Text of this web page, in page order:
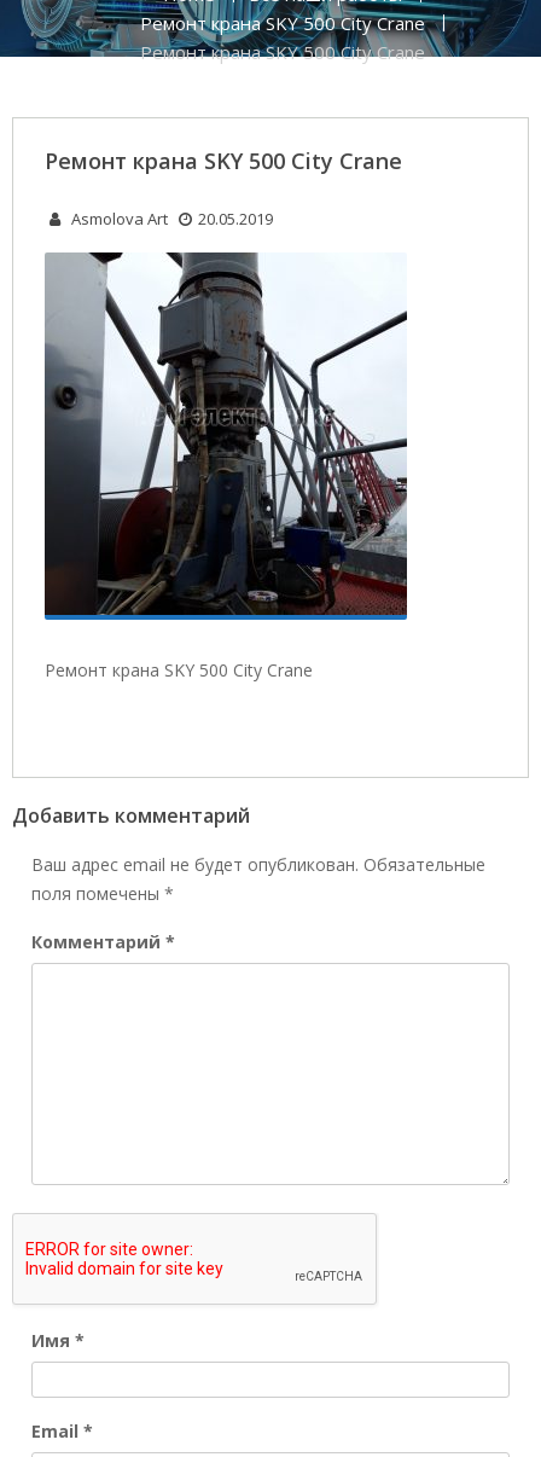
Ремонт крана SKY 500 City Crane
Ремонт крана SKY 500 City Crane
Ремонт крана SKY 500 City Crane
Asmolova Art 20.05.2019
Ремонт крана SKY 500 City Crane
Добавить комментарий
Ваш адрес email не будет опубликован. Обязательные
поля помечены *
Комментарий *
Имя *
Email *